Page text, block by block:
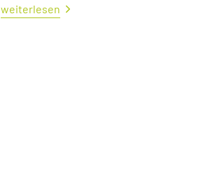
weiterlesen